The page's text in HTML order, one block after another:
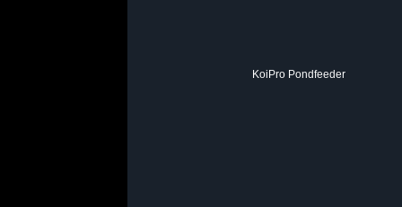
KoiPro Pondfeeder